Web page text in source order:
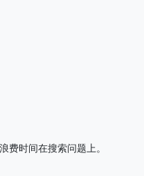
费时间在搜索问题上。